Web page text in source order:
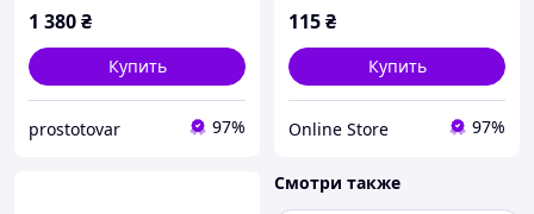
1 380₴
Купить
prostotovar 97%
115₴
Купить
Online Store 97%
Смотри также